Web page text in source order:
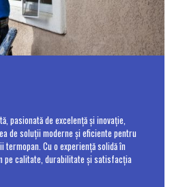
pasionată de excelență și inovație,
de soluții moderne și eficiente pentru
Cu o experiență solidă în
pe calitate, durabilitate și satisfacția